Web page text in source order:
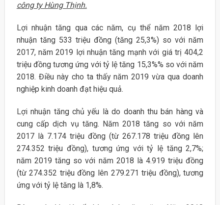
công ty Hùng Thịnh.
Lợi nhuận tăng qua các năm, cụ thể năm 2018 lợi
nhuận tăng 533 triệu đồng (tăng 25,3%) so với năm
2017, năm 2019 lợi nhuận tăng mạnh với giá trị 404,2
triệu đồng tương ứng với tỷ lệ tăng 15,3%% so với năm
2018. Điều này cho ta thấy năm 2019 vừa qua doanh
nghiệp kinh doanh đạt hiệu quả.
Lợi nhuận tăng chủ yếu là do doanh thu bán hàng và
cung cấp dịch vụ tăng. Năm 2018 tăng so với năm
2017 là 7.174 triệu đồng (từ 267.178 triệu đồng lên
274.352 triệu đồng), tương ứng với tỷ lệ tăng 2,7%;
năm 2019 tăng so với năm 2018 là 4.919 triệu đồng
(từ 274.352 triệu đồng lên 279.271 triệu đồng), tương
ứng với tỷ lệ tăng là 1,8%.